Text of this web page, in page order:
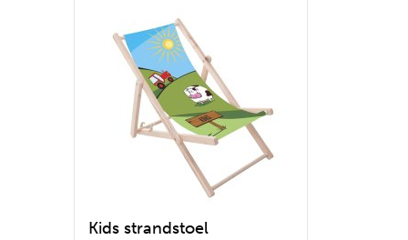
Kids strandstoel